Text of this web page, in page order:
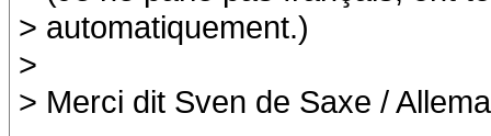
> automatiquement.)
>
> Merci dit Sven de Saxe /